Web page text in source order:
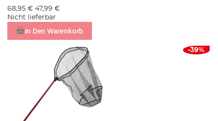
68,95 € 47,99 €
Nicht lieferbar
In Den Warenkorb
-39%